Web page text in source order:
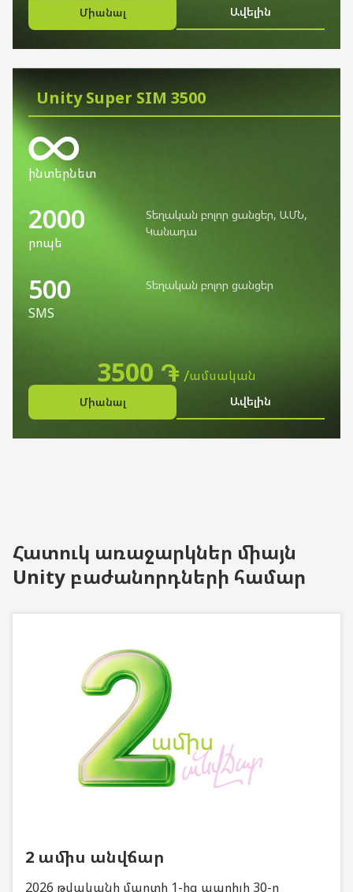
Միանալ Ավելին
Unity Super SIM 3500
ինտերնետ
2000
րոպե
Տեղական բոլոր ցանցեր, ԱՄՆ,
Կանադա
500
SMS
Տեղական բոլոր ցանցեր
3500 ֏ ամսական
Միանալ Ավելին
Հատուկ առաջարկներ միայն
Unity բաժանորդների համար
2 ամիս անվճար
2026 թվականի մարտի 1-ից ապրիլի 30-ը